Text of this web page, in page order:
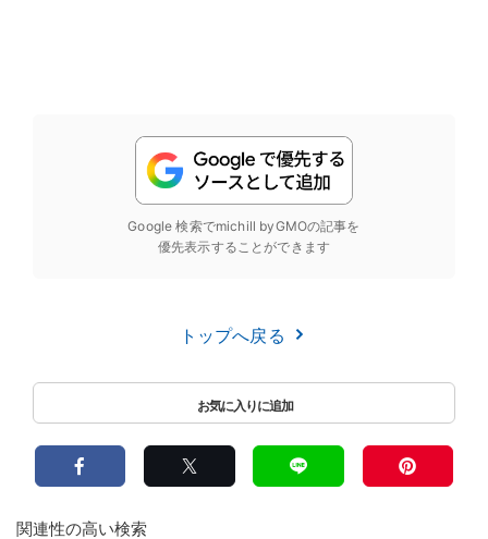
Google 検索でmichill byGMOの記事を
優先表示することができます
トップへ戻る